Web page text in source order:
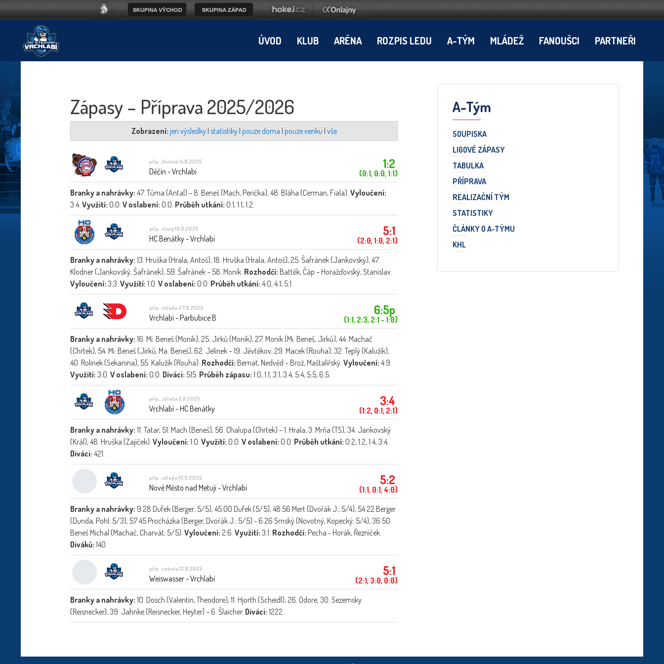
ÚVOD KLUB ARÉNA ROZPIS LEDU A-TÝM MLÁDEŽ FANOUŠCI PARTNEŘI
Zápasy – Příprava 2025/2026
Zobrazení: jen výsledky| statistiky| pouze doma | pouze venku | vše
příp., čtvrtek 14.8.2025
Děčín - Vrchlabí
1:2
(0:1, 0:0, 1:1)
Branky a nahrávky: 47. Tůma (Antal) – 8. Beneš (Mach, Perička), 48. Bláha (Cerman, Fiala). Vyloučení:
3:4. Využití: 0:0. V oslabení: 0:0. Průběh utkání: 0:1, 1:1, 1:2.
příp., úterý 19.8.2025
HC Benátky - Vrchlabí
5:1
(2:0, 1:0, 2:1)
Branky a nahrávky: 13. Hruška (Hrala, Antoš), 18. Hruška (Hrala, Antoš), 25. Šafránek (Jankovský), 47.
Klodner (Jankovský, Šafránek), 59. Šafránek – 58. Moník. Rozhodčí: Battěk, Čáp – Horažďovský, Stanislav.
Vyloučení: 3:3. Využití: 1:0. V oslabení: 0:0. Průběh utkání: 4:0, 4:1, 5:1.
příp., středa 27.8.2025
Vrchlabí - Parbubice B
6:5p
(1:1, 2:3, 2:1 - 1:0)
Branky a nahrávky: 16. Mi. Beneš (Moník), 25. Jirků (Moník), 27. Moník (Mi. Beneš, Jirků), 44. Machač
(Chrtek), 54. Mi. Beneš (Jirků, Ma. Beneš), 62. Jelínek – 19. Jěvtěkov, 29. Macek (Rouha), 32. Teplý (Kalužík),
40. Rolinek (Sekanina), 55. Kalužík (Rouha). Rozhodčí: Bernat, Nedvěd – Brož, Maštalířský. Vyloučení: 4:9.
Využití: 3:0. V oslabení: 0:0. Diváci: 515. Průběh zápasu: 1:0, 1:1, 3:1, 3:4, 5:4, 5:5, 6:5.
příp., středa 3.9.2025
Vrchlabí - HC Benátky
3:4
(1:2, 0:1, 2:1)
Branky a nahrávky: 11. Tatar, 51. Mach (Beneš), 56. Chalupa (Chrtek) – 1. Hrala, 3. Mrňa (TS), 34. Jankovský
(Král), 48. Hruška (Zajíček). Vyloučení: 1:0. Využití: 0:0. V oslabení: 0:0. Průběh utkání: 0:2, 1:2, 1:4, 3:4.
Diváci: 421.
příp., středa 10.9.2025
Nové Město nad Metují - Vrchlabí
5:2
(1:1, 0:1, 4:0)
Branky a nahrávky: 9:28 Dufek (Berger; 5/5), 45:00 Dufek (5/5), 48:56 Mert (Dvořák J.; 5/4), 54:22 Berger
(Dunda, Pohl; 5/3), 57:45 Procházka (Berger, Dvořák J.; 5/5) - 6:26 Srnský (Novotný, Kopecký; 5/4), 36:50
Beneš Michal (Machač, Charvát; 5/5). Vyloučení: 2:6. Využití: 3:1. Rozhodčí: Pecha - Horák, Řezníček.
Diváků: 140.
příp., sobota 13.9.2025
Weiswasser - Vrchlabí
5:1
(2:1, 3:0, 0:0)
Branky a nahrávky: 10. Dosch (Valentin, Theodore), 11. Hjorth (Scheidl), 26. Odore, 30. Sezemsky
(Reisnecker), 39. Jahnke (Reisnecker, Heyter) – 6. Šlaicher. Diváci: 1222.
A-Tým
SOUPISKA
LIGOVÉ ZÁPASY
TABULKA
PŘÍPRAVA
REALIZAČNÍ TÝM
STATISTIKY
ČLÁNKY O A-TÝMU
KHL